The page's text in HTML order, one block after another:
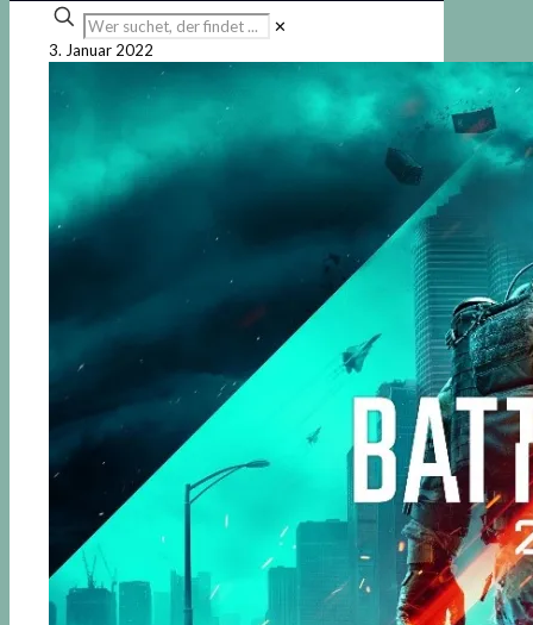
Wer
suchet,
der
✕
3. Januar 2022